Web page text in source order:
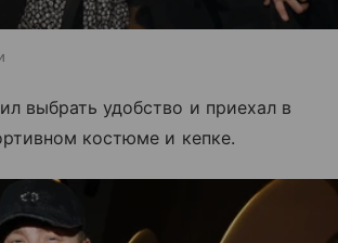
выбрать удобство и приехал в
костюме и кепке.